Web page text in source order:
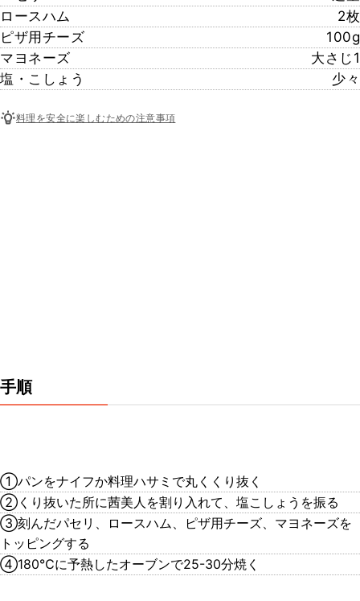
ロースハム
2枚
ピザ用チーズ
100g
マヨネーズ
大さじ1
塩・こしょう
少々
料理を安全に楽しむための注意事項
手順
①パンをナイフか料理ハサミで丸くくり抜く
②くり抜いた所に茜美人を割り入れて、塩こしょうを振る
③刻んだパセリ、ロースハム、ピザ用チーズ、マヨネーズを
トッピングする
④180℃に予熱したオーブンで25-30分焼く